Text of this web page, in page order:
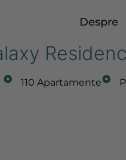
Despre
110 Apartamente